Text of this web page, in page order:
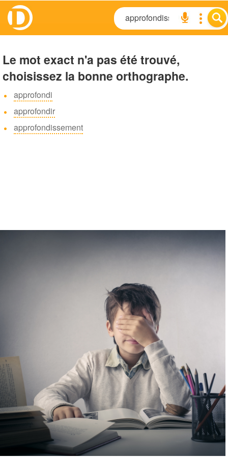
Le mot exact n'a pas été trouvé,
choisissez la bonne orthographe.
approfondi
approfondir
approfondissement